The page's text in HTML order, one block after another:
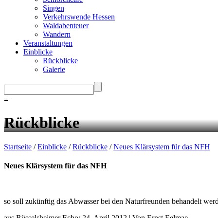
Singen
Verkehrswende Hessen
Waldabenteuer
Wandern
Veranstaltungen
Einblicke
Rückblicke
Galerie
≡
Rückblicke
Startseite /Einblicke /Rückblicke /Neues Klärsystem für das NFH
Neues Klärsystem für das NFH
so soll zukünftig das Abwasser bei den Naturfreunden behandelt